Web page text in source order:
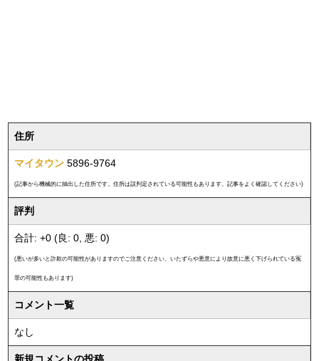
住所
マイタウン 5896-9764
(記事から機械的に抽出した住所です。住所は誤判定されている可能性もあります。記事をよく確認してください)
評判
合計: +0 (良: 0, 悪: 0)
(悪いが多いと詐欺の可能性がありますのでご注意ください。いたずらや悪意により故意に悪く下げられている冤
罪の可能性もあります)
コメント一覧
なし